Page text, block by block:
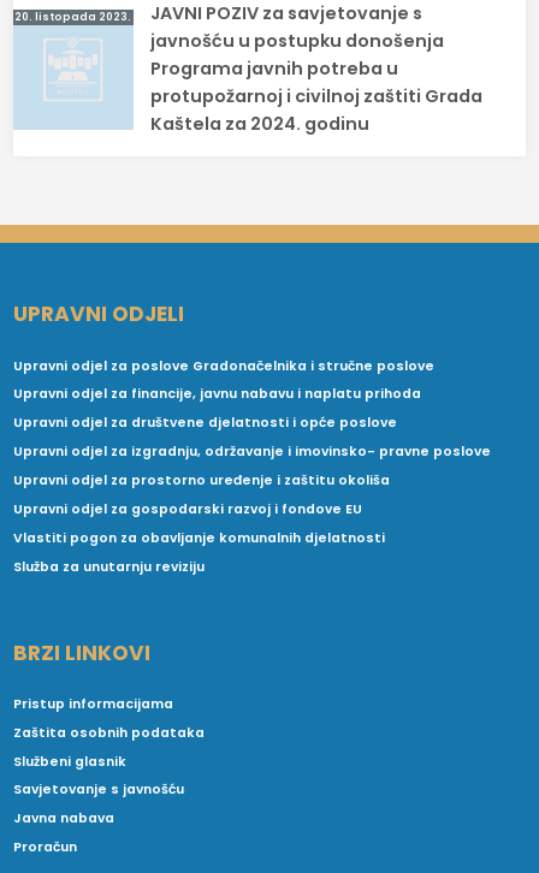
20. listopada 2023.
JAVNI POZIV za savjetovanje s
javnošću u postupku donošenja
Programa javnih potreba u
protupožarnoj i civilnoj zaštiti Grada
Kaštela za 2024. godinu
UPRAVNI ODJELI
Upravni odjel za poslove Gradonačelnika i stručne poslove
Upravni odjel za financije, javnu nabavu i naplatu prihoda
Upravni odjel za društvene djelatnosti i opće poslove
Upravni odjel za izgradnju, održavanje i imovinsko- pravne poslove
Upravni odjel za prostorno uređenje i zaštitu okoliša
Upravni odjel za gospodarski razvoj i fondove EU
Vlastiti pogon za obavljanje komunalnih djelatnosti
Služba za unutarnju reviziju
BRZI LINKOVI
Pristup informacijama
Zaštita osobnih podataka
Službeni glasnik
Savjetovanje s javnošću
Javna nabava
Proračun